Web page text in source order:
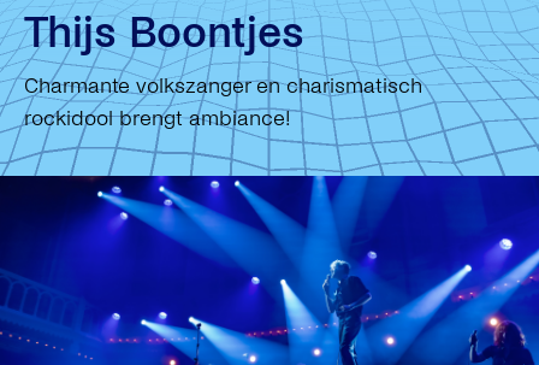
Thijs Boontjes
Charmante volkszanger en charismatisch
rockidool brengt ambiance!